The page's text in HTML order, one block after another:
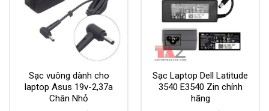
Sạc vuông dành cho
laptop Asus 19v-2,37a
Chân Nhỏ
Sạc Laptop Dell Latitude
3540 E3540 Zin chính
hãng